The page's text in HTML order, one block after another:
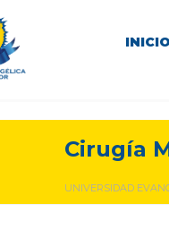
INICIO
Cirugía
UNIVERSIDAD